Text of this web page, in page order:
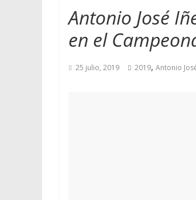
nuestro
deporte
Antonio José
en el
25 julio, 2019 2019, Antonio